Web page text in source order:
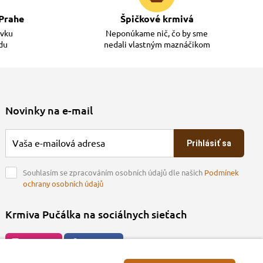
Špičkové krmivá
Neponúkame nič, čo by sme
nedali vlastným maznáčikom
Novinky na e-mail
Prihlásiť sa
Souhlasím se zpracováním osobních údajů dle našich Podmínek
ochrany osobních údajů
Krmiva Pučálka na sociálnych sieťach